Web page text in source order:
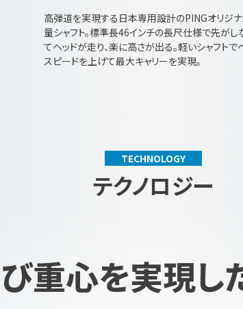
高弾道を実現する日本専用設計のPINGオリジ
量シャフト。標準長46インチの長尺仕様で先がし
てヘッドが走り、楽に高さが出る。軽いシャフトで
スピードを上げて最大キャリーを実現。
TECHNOLOGY
テクノロジー
重心を実現し